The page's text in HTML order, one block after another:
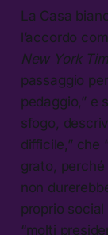
La Casa
l’accordo
New York
passaggio
pedaggio,” e
sfogo,
difficile,” che
grato, perché
non
proprio
“molti